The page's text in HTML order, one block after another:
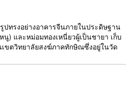
ปทรงอย่างอาคารจีนภายในประดิษฐาน
นู) และหม่อมทองเหนี่ยวผู้เป็นชายา เก็บ
ขตวิทยาลัยสงฆ์ภาคทักษิณซึ่งอยู่ในวัด